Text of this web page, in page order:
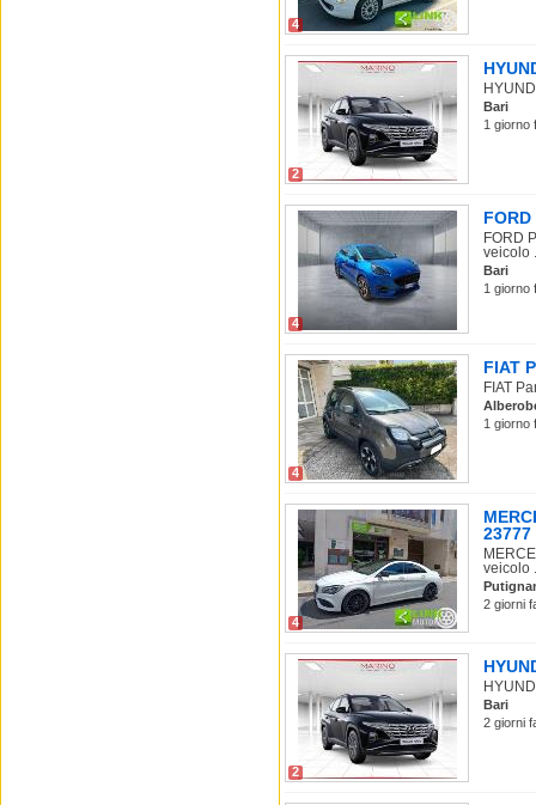
4
2
Bari
1 giorno
4
FORD
veicolo
Bari
1 giorno
4
FIAT
FIAT
1 giorno
4
23777
veicolo
2 giorni
2
Bari
2 giorni